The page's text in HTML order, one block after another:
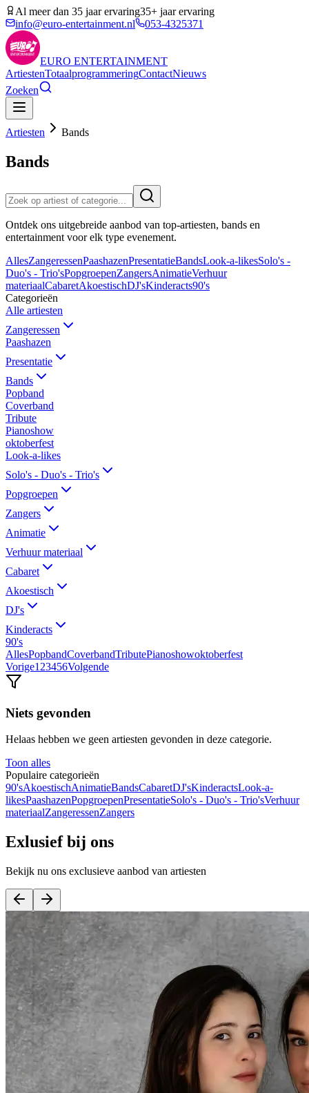
Al meer dan 35 jaar ervaring35+ jaar ervaring
info@euro-entertainment.nl
053-4325371
EURO ENTERTAINMENT
ArtiestenTotaalprogrammeringContactNieuws
Zoeken
Artiesten Bands
Bands
Ontdek ons uitgebreide aanbod van top-artiesten, bands en
entertainment voor elk type evenement.
AllesZangeressenPaashazenPresentatieBandsLook-a-likesSolo's -
Duo's - Trio'sPopgroepenZangersAnimatieVerhuur
materiaalCabaretAkoestischDJ'sKinderacts90's
Categorieën
Alle artiesten
Zangeressen
Paashazen
Presentatie
Bands
Popband
Coverband
Tribute
Pianoshow
oktoberfest
Look-a-likes
Solo's - Duo's - Trio's
Popgroepen
Zangers
Animatie
Verhuur materiaal
Cabaret
Akoestisch
DJ's
Kinderacts
90's
AllesPopbandCoverbandTributePianoshowoktoberfest
Vorige1 23456Volgende
Niets gevonden
Helaas hebben we geen artiesten gevonden in deze categorie.
Toon alles
Populaire categorieën
90'sAkoestischAnimatieBandsCabaretDJ'sKinderactsLook-a-
likesPaashazenPopgroepenPresentatieSolo's - Duo's - Trio'sVerhuur
materiaalZangeressenZangers
Exlusief bij ons
Bekijk nu ons exclusieve aanbod van artiesten